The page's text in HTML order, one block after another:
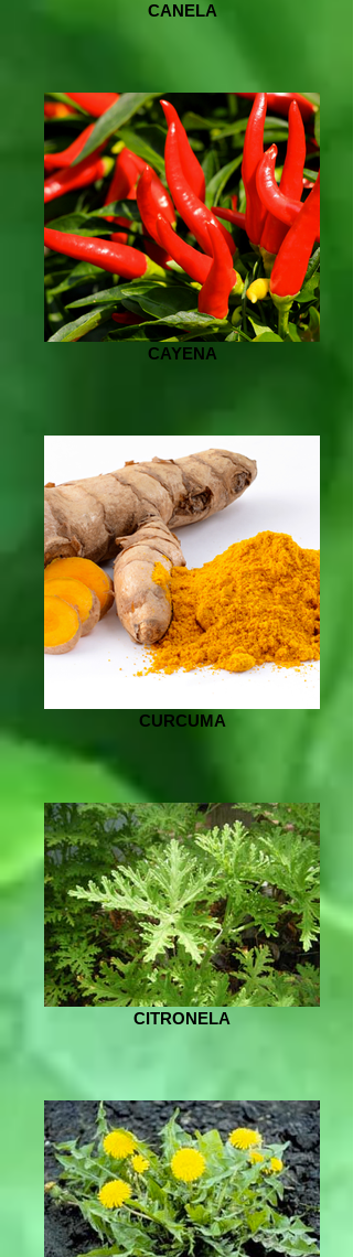
CANELA
CAYENA
CURCUMA
CITRONELA